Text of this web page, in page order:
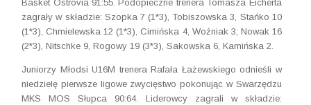
Basket Ostrovia 91:55. Podopieczne trenera Tomasza Eicherta
zagrały w składzie: Szopka 7 (1*3), Tobiszowska 3, Stańko 10
(1*3), Chmielewska 12 (1*3), Cimińska 4, Woźniak 3, Nowak 16
(2*3), Nitschke 9, Rogowy 19 (3*3), Sakowska 6, Kamińska 2.
Juniorzy Młodsi U16M trenera Rafała Łażewskiego odnieśli w
niedzielę pierwsze ligowe zwycięstwo pokonując w Swarzędzu
MKS MOS Słupca 90:64. Liderowcy zagrali w składzie: